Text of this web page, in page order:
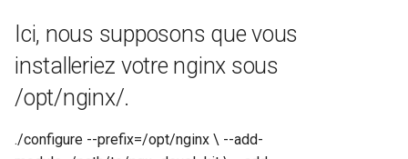
Ici, nous supposons que vous
installeriez votre nginx sous
/opt/nginx/.
./configure --prefix=/opt/nginx \ --add-